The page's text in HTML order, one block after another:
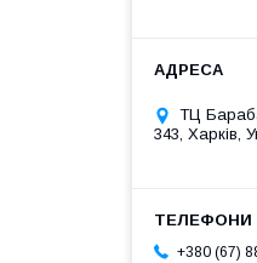
ТЦ
343, Харків,
+380 (67)